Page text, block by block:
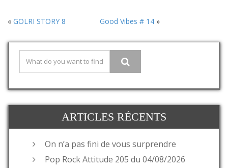
« GOLRI STORY 8 Good Vibes # 14»
ARTICLES RÉCENTS
On n’a pas fini de vous surprendre
Pop Rock Attitude 205 du 04/08/2026